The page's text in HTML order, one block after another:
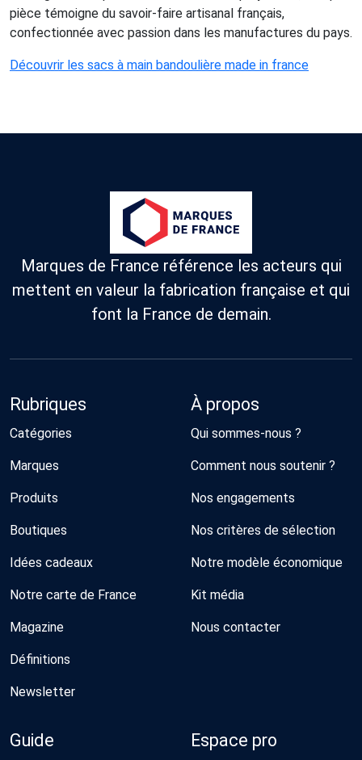
pièce témoigne du savoir-faire artisanal français,
confectionnée avec passion dans les manufactures du pays.
Découvrir les sacs à main bandoulière made in france
Marques de France référence les acteurs qui
mettent en valeur la fabrication française et qui
font la France de demain.
Rubriques
Catégories
Marques
Produits
Boutiques
Idées cadeaux
Notre carte de France
Magazine
Définitions
Newsletter
À propos
Qui sommes-nous ?
Comment nous soutenir ?
Nos engagements
Nos critères de sélection
Notre modèle économique
Kit média
Nous contacter
Guide Espace pro